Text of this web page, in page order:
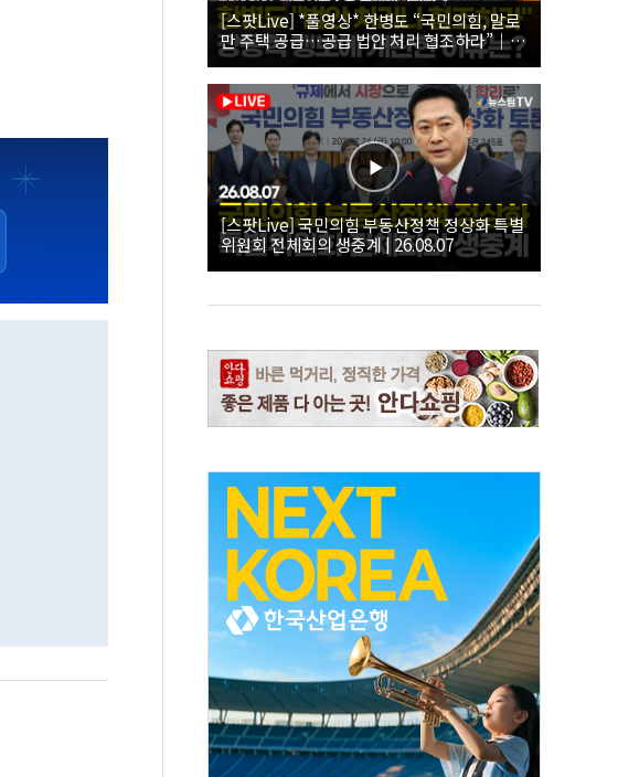
[스팟Live] *풀영상* 한병도 “국민의힘, 말로
만 주택 공급…공급 법안 처리 협조하라”｜
26.08.07 더불어민주당 원내대책회의
[스팟Live] 국민의힘 부동산정책 정상화 특별
위원회 전체회의 생중계 | 26.08.07